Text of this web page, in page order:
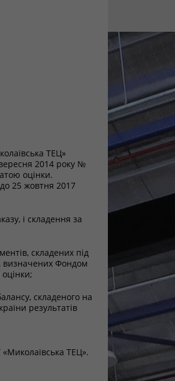
ТЕЦ»
2014 року №
оцінки.
25 жовтня 2017
і складення за
складених під
визначених Фондом
складеного на
результатів
«Миколаївська ТЕЦ».